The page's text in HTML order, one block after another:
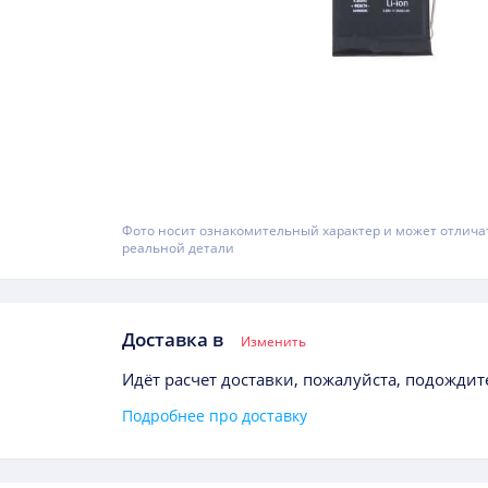
Фото носит ознакомительный характер и может
реальной детали
Доставка в Изменить
Идёт расчет доставки, пожалуйста,
Подробнее про доставку